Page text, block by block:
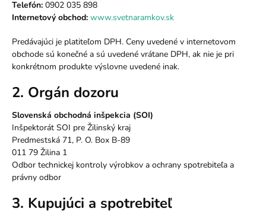
Telefón: 0902 035 898
Internetový obchod: www.svetnaramkov.sk
Predávajúci je platiteľom DPH. Ceny uvedené v internetovom
obchode sú konečné a sú uvedené vrátane DPH, ak nie je pri
konkrétnom produkte výslovne uvedené inak.
2. Orgán dozoru
Slovenská obchodná inšpekcia (SOI)
Inšpektorát SOI pre Žilinský kraj
Predmestská 71, P. O. Box B-89
011 79 Žilina 1
Odbor technickej kontroly výrobkov a ochrany spotrebiteľa a
právny odbor
3. Kupujúci a spotrebiteľ